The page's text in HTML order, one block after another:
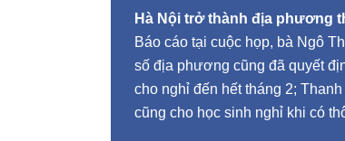
Hà Nội trở thành địa phương
Báo cáo tại cuộc họp, bà Ngô
số địa phương cũng đã quyết
cho nghỉ đến hết tháng 2;
cũng cho học sinh nghỉ khi có